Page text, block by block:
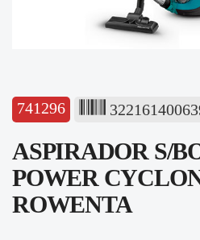
741296
ASPIRADOR S/
POWER
ROWENTA